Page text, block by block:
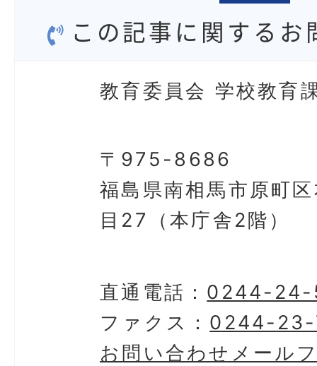
この記事に関するお
教育委員会 学校教育
〒975-8686
福島県南相馬市原町
目27（本庁舎2階）
直通電話： 0244-
ファクス： 0244-
お問い合わせメール